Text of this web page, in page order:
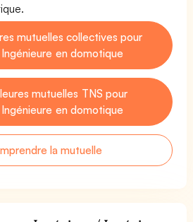
mutuelles collectives pour
en domotique
mutuelles TNS pour
en domotique
la mutuelle